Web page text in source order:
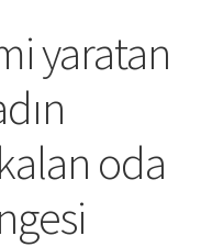
yaratan
oda